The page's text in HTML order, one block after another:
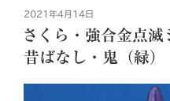
投
稿
日:
2021年4月14日
さくら・強合金点
昔ばなし・鬼（緑）